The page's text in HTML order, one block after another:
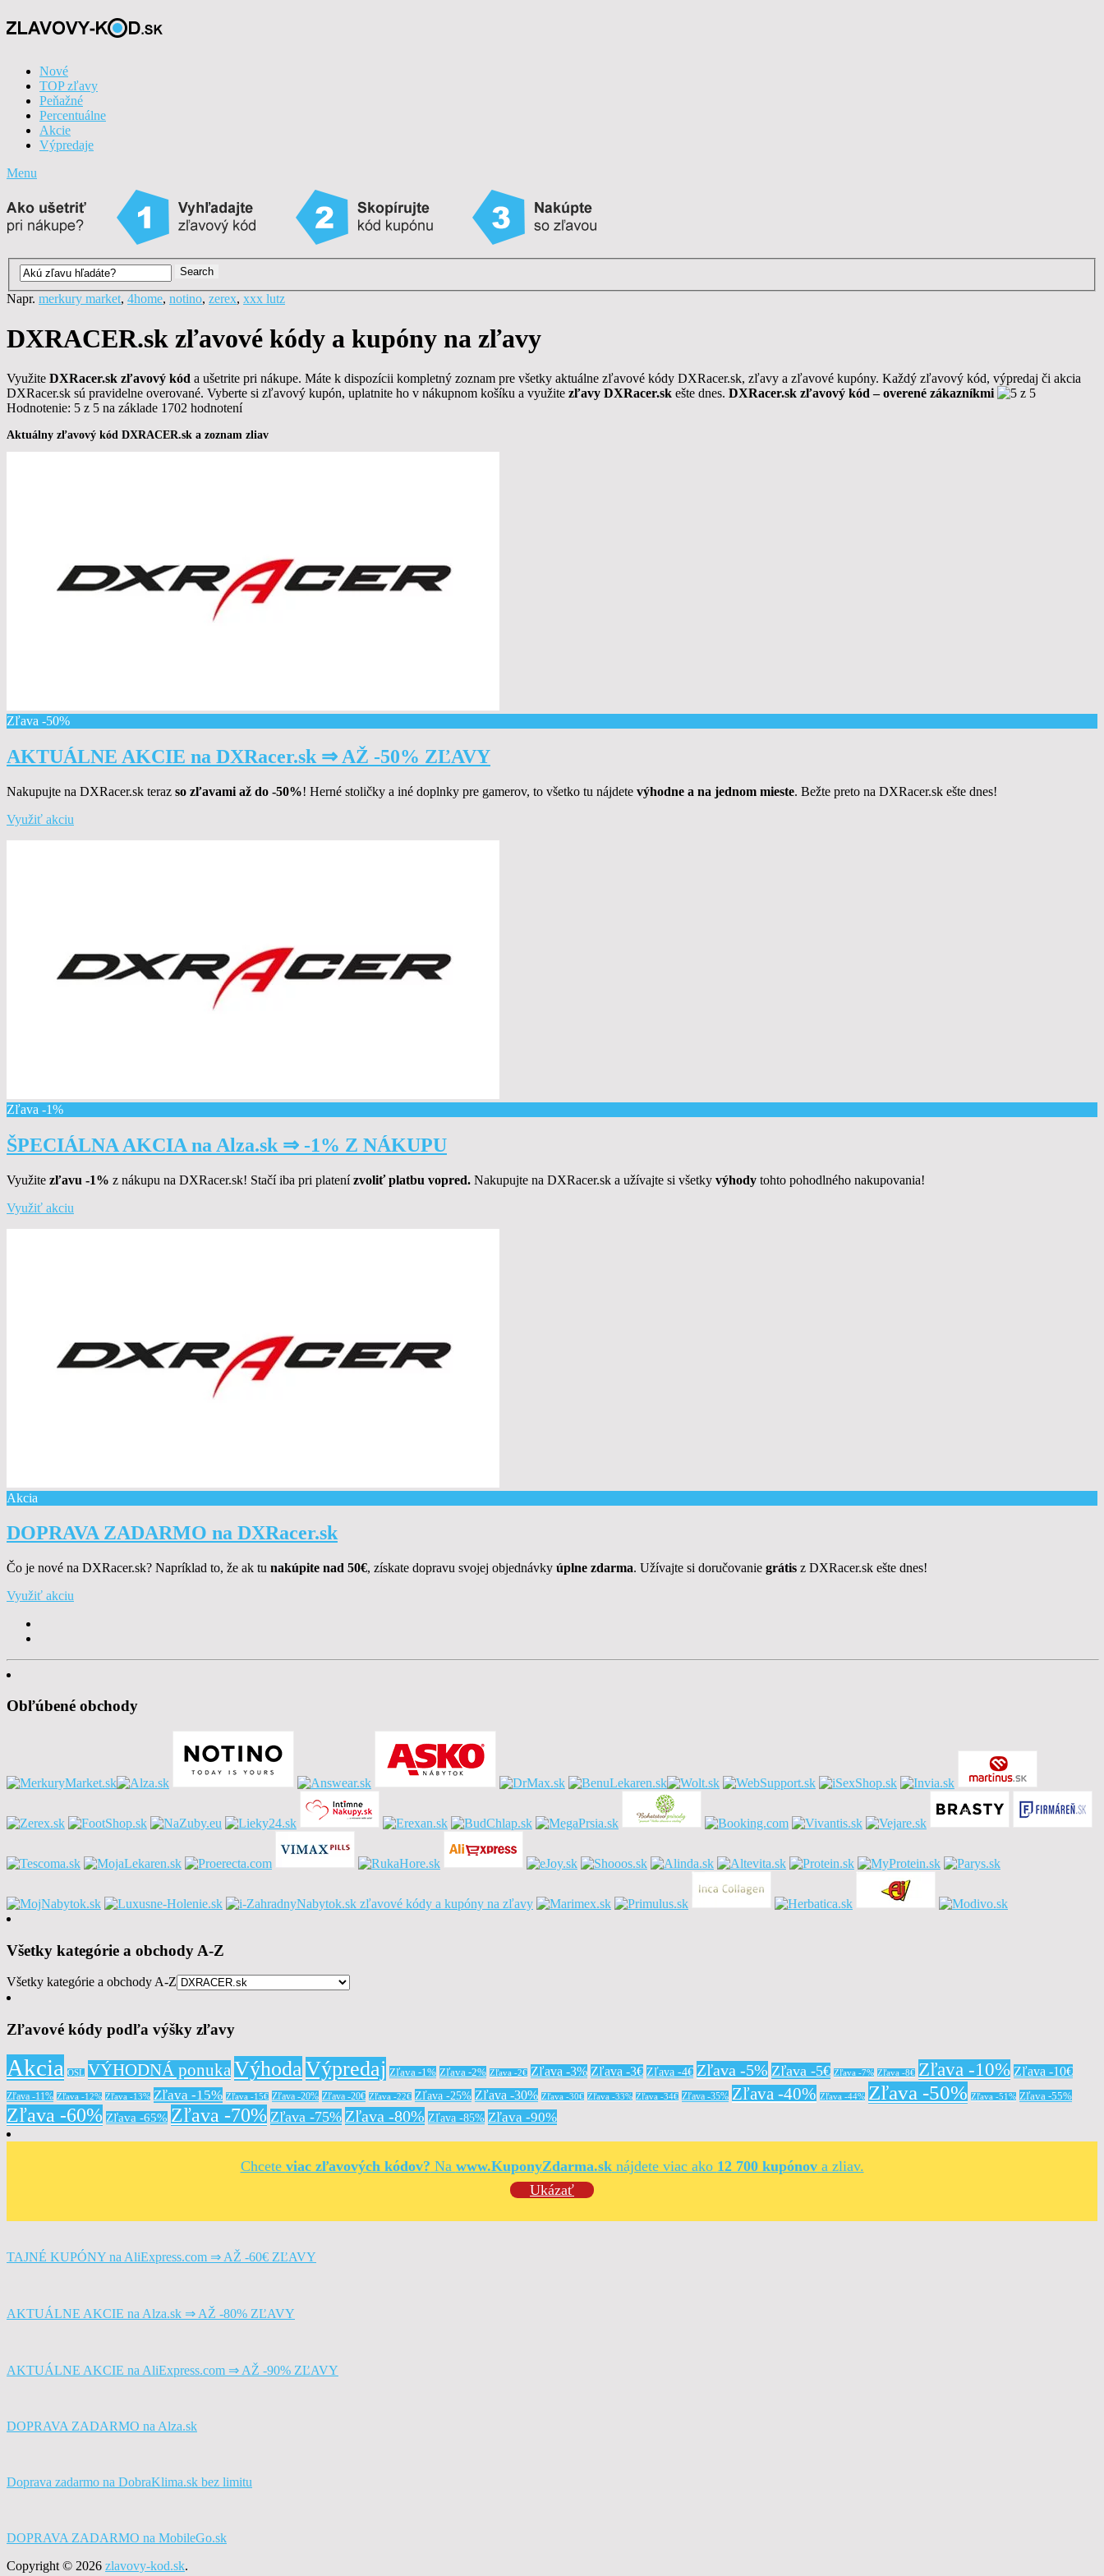
Nové
TOP zľavy
Peňažné
Percentuálne
Akcie
Výpredaje
Menu
Napr. merkury market, 4home, notino, zerex, xxx lutz
DXRACER.sk zľavové kódy a kupóny na zľavy
Využite DXRacer.sk zľavový kód a ušetrite pri nákupe. Máte k dispozícii kompletný zoznam pre všetky aktuálne zľavové kódy DXRacer.sk, zľavy a zľavové kupóny. Každý zľavový kód, výpredaj či akcia
DXRacer.sk sú pravidelne overované. Vyberte si zľavový kupón, uplatnite ho v nákupnom košíku a využite zľavy DXRacer.sk ešte dnes. DXRacer.sk zľavový kód – overené zákazníkmi
Hodnotenie: 5 z 5 na základe 1702 hodnotení
Aktuálny zľavový kód DXRACER.sk a zoznam zliav
Zľava -50%
AKTUÁLNE AKCIE na DXRacer.sk ⇒ AŽ -50% ZĽAVY
Nakupujte na DXRacer.sk teraz so zľavami až do -50%! Herné stoličky a iné doplnky pre gamerov, to všetko tu nájdete výhodne a na jednom mieste. Bežte preto na DXRacer.sk ešte dnes!
Využiť akciu
Zľava -1%
ŠPECIÁLNA AKCIA na Alza.sk ⇒ -1% Z NÁKUPU
Využite zľavu -1% z nákupu na DXRacer.sk! Stačí iba pri platenízvoliť platbu vopred. Nakupujte na DXRacer.sk a užívajte si všetky výhody tohto pohodlného nakupovania!
Využiť akciu
Akcia
DOPRAVA ZADARMO na DXRacer.sk
Čo je nové na DXRacer.sk? Napríklad to, že ak tu nakúpite nad 50€, získate dopravu svojej objednávky úplne zdarma. Užívajte si doručovanie grátis z DXRacer.sk ešte dnes!
Využiť akciu
Obľúbené obchody
Všetky kategórie a obchody A-Z
Všetky kategórie a obchody A-Z
Zľavové kódy podľa výšky zľavy
Akcia OSL VÝHODNÁ ponukaVýhoda Výpredaj Zľava -1% Zľava -2% Zľava -2€ Zľava -3% Zľava -3€ Zľava -4€ Zľava -5% Zľava -5€ Zľava -7% Zľava -8€ Zľava -10% Zľava -10€
Zľava -11% Zľava -12% Zľava -13% Zľava -15% Zľava -15€ Zľava -20% Zľava -20€ Zľava -22€ Zľava -25% Zľava -30% Zľava -30€ Zľava -33% Zľava -34€ Zľava -35% Zľava -40% Zľava -44% Zľava -50% Zľava -51% Zľava -55%
Zľava -60% Zľava -65% Zľava -70% Zľava -75% Zľava -80% Zľava -85% Zľava -90%
Chcete viac zľavových kódov? Na www.KuponyZdarma.sknájdete viac ako 12 700 kupónova zliav.
Ukázať
TAJNÉ KUPÓNY na AliExpress.com ⇒ AŽ -60€ ZĽAVY
AKTUÁLNE AKCIE na Alza.sk ⇒ AŽ -80% ZĽAVY
AKTUÁLNE AKCIE na AliExpress.com ⇒ AŽ -90% ZĽAVY
DOPRAVA ZADARMO na Alza.sk
Doprava zadarmo na DobraKlima.sk bez limitu
DOPRAVA ZADARMO na MobileGo.sk
Copyright © 2026 zlavovy-kod.sk.